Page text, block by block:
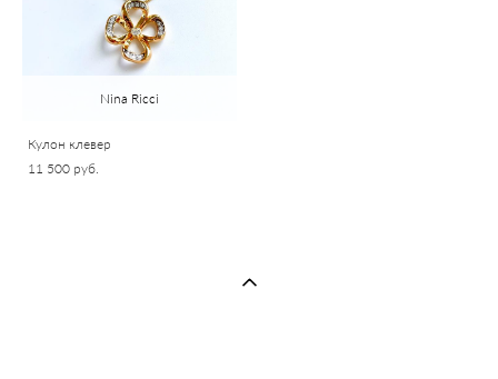
Nina Ricci
Кулон клевер
11 500 pуб.